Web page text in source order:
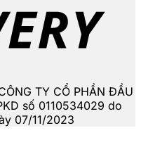
TY CỔ PHẦN ĐẦU
số 0110534029 do
07/11/2023